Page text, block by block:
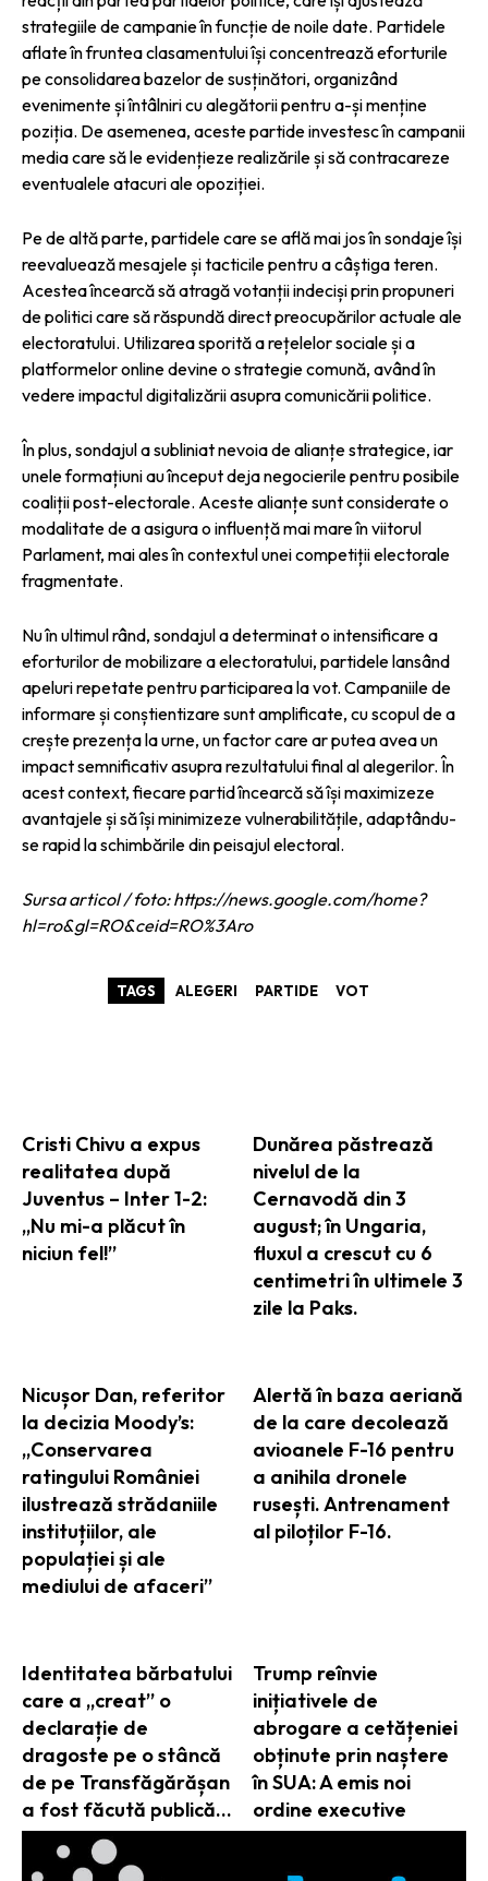
Cristi Chivu a expus
realitatea după
Juventus – Inter 1-2:
„Nu mi-a plăcut în
niciun fel!”
Dunărea păstrează
nivelul de la
Cernavodă din 3
august; în Ungaria,
fluxul a crescut cu 6
centimetri în ultimele 3
zile la Paks.
Nicușor Dan, referitor
la decizia Moody’s:
„Conservarea
ratingului României
ilustrează strădaniile
instituțiilor, ale
populației și ale
mediului de afaceri”
Alertă în baza aeriană
de la care decolează
avioanele F-16 pentru
a anihila dronele
rusești. Antrenament
al piloților F-16.
Identitatea bărbatului
care a „creat” o
declarație de
dragoste pe o stâncă
de pe Transfăgărășan
a fost făcută publică…
Trump reînvie
inițiativele de
abrogare a cetățeniei
obținute prin naștere
în SUA: A emis noi
ordine executive
strategiile de campanie în funcție de noile date. Partidele
aflate în fruntea clasamentului își concentrează eforturile
pe consolidarea bazelor de susținători, organizând
evenimente și întâlniri cu alegătorii pentru a-și menține
poziția. De asemenea, aceste partide investesc în campanii
media care să le evidențieze realizările și să contracareze
eventualele atacuri ale opoziției.
Pe de altă parte, partidele care se află mai jos în sondaje își
reevaluează mesajele și tacticile pentru a câștiga teren.
Acestea încearcă să atragă votanții indeciși prin propuneri
de politici care să răspundă direct preocupărilor actuale ale
electoratului. Utilizarea sporită a rețelelor sociale și a
platformelor online devine o strategie comună, având în
vedere impactul digitalizării asupra comunicării politice.
În plus, sondajul a subliniat nevoia de alianțe strategice, iar
unele formațiuni au început deja negocierile pentru posibile
coaliții post-electorale. Aceste alianțe sunt considerate o
modalitate de a asigura o influență mai mare în viitorul
Parlament, mai ales în contextul unei competiții electorale
fragmentate.
Nu în ultimul rând, sondajul a determinat o intensificare a
eforturilor de mobilizare a electoratului, partidele lansând
apeluri repetate pentru participarea la vot. Campaniile de
informare și conștientizare sunt amplificate, cu scopul de a
crește prezența la urne, un factor care ar putea avea un
impact semnificativ asupra rezultatului final al alegerilor. În
acest context, fiecare partid încearcă să își maximizeze
avantajele și să își minimizeze vulnerabilitățile, adaptându-
se rapid la schimbările din peisajul electoral.
Sursa articol / foto: https://news.google.com/home?
hl=ro&gl=RO&ceid=RO%3Aro
TAGS ALEGERI PARTIDE VOT